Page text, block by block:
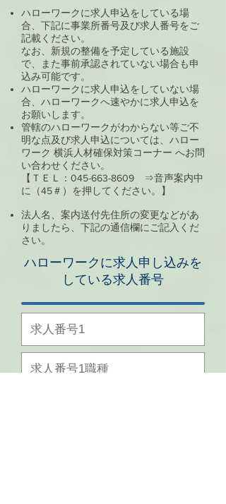
ハローワークに求人申込をしている場
合、下記に事業所番号及び求人番号をご
記載ください。
なお、新規の整備を予定している施設
で、また事前承認されていない場合も申
込み可能です。
ハローワークに求人申込をしていない場
合、ハローワークへ速やかに求人申込を
お願いします。
管轄のハローワークがわからない等ご不
明な点及び求人申込については、ハロー
ワーク 横浜人材確保対策コーナー へお問
い合わせください。
【ＴＥＬ：045-663-8609 ⇒音声案内中
に（45＃）を押してください。】
法人名、案内送付先住所の変更などがあ
りましたら、下記の通信欄にご記入くだ
さい。
ハローワークに求人申し込みを
している求人番号